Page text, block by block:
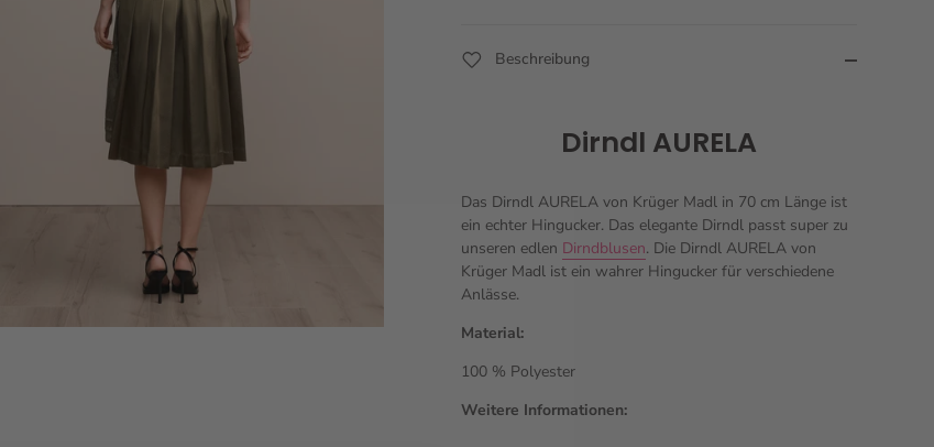
Beschreibung
Dirndl AURELA
Das Dirndl AURELA von Krüger Madl in 70 cm Länge ist
ein echter Hingucker. Das elegante Dirndl passt super zu
unseren edlen Dirndblusen. Die Dirndl AURELA von
Krüger Madl ist ein wahrer Hingucker für verschiedene
Anlässe.
Material:
100 % Polyester
Weitere Informationen: